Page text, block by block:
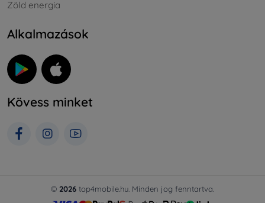
Zöld energia
Alkalmazások
Kövess minket
© 2026 top4mobile.hu. Minden jog fenntartva.